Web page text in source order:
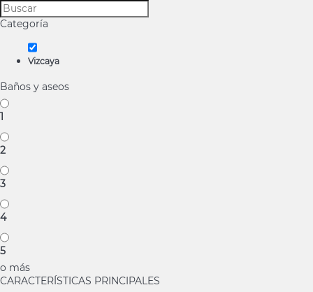
Categoría
Vizcaya
Baños y aseos
1
2
3
4
5
o más
CARACTERÍSTICAS PRINCIPALES